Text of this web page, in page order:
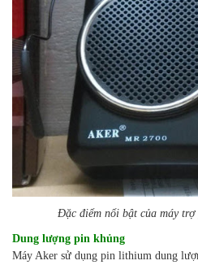
Đặc điểm nổi bật của máy
Dung lượng pin khủng
Máy Aker sử dụng pin lithium dung